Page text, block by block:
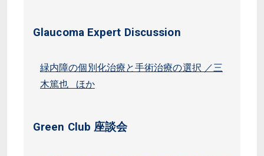
Glaucoma Expert Discussion
緑内障の個別化治療と手術治療の選択 ／三
木篤也 ほか
Green Club 座談会